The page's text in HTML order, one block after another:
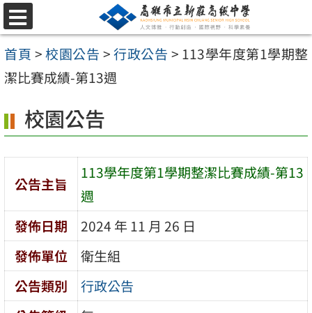
跳
至
主
要
容
區
選
單
首頁 >校園公告 >行政公告 > 113學年度第1學期整
潔比賽成績-第13週
校園公告
公告主旨
113學年度第1學期整潔比賽成績-第13
週
發佈日期
2024 年 11 月 26 日
發佈單位
衛生組
公告類別
行政公告